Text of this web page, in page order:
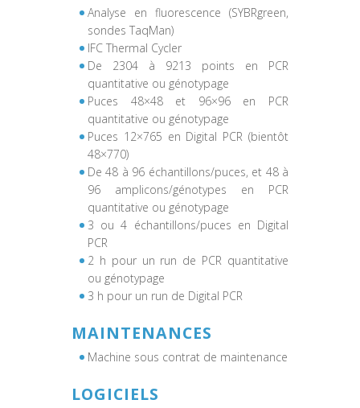
Analyse en fluorescence (SYBRgreen,
sondes TaqMan)
IFC Thermal Cycler
De 2304 à 9213 points en PCR
quantitative ou génotypage
Puces 48×48 et 96×96 en PCR
quantitative ou génotypage
Puces 12×765 en Digital PCR (bientôt
48×770)
De 48 à 96 échantillons/puces, et 48 à
96 amplicons/génotypes en PCR
quantitative ou génotypage
3 ou 4 échantillons/puces en Digital
PCR
2 h pour un run de PCR quantitative
ou génotypage
3 h pour un run de Digital PCR
MAINTENANCES
Machine sous contrat de maintenance
LOGICIELS